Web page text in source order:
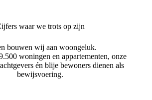
waar we trots op zijn
bouwen wij aan woongeluk.
woningen en appartementen, onze
én blije bewoners dienen als
bewijsvoering.